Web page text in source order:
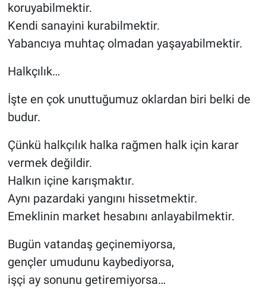
koruyabilmektir.
Kendi sanayini kurabilmektir.
Yabancıya muhtaç olmadan yaşayabilmektir.
Halkçılık…
İşte en çok unuttuğumuz oklardan biri belki de
budur.
Çünkü halkçılık halka rağmen halk için karar
vermek değildir.
Halkın içine karışmaktır.
Aynı pazardaki yangını hissetmektir.
Emeklinin market hesabını anlayabilmektir.
Bugün vatandaş geçinemiyorsa,
gençler umudunu kaybediyorsa,
işçi ay sonunu getiremiyorsa…